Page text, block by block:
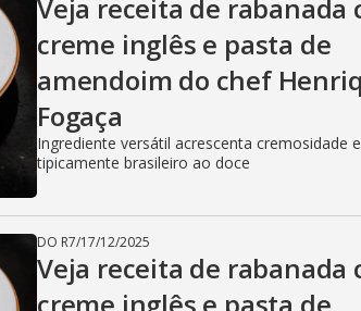
Veja receita de rabanada
creme inglês e pasta de
amendoim do chef
Fogaça
Ingrediente versátil acrescenta cremosidade
tipicamente brasileiro ao doce
DO R7/17/12/2025
Veja receita de rabanada